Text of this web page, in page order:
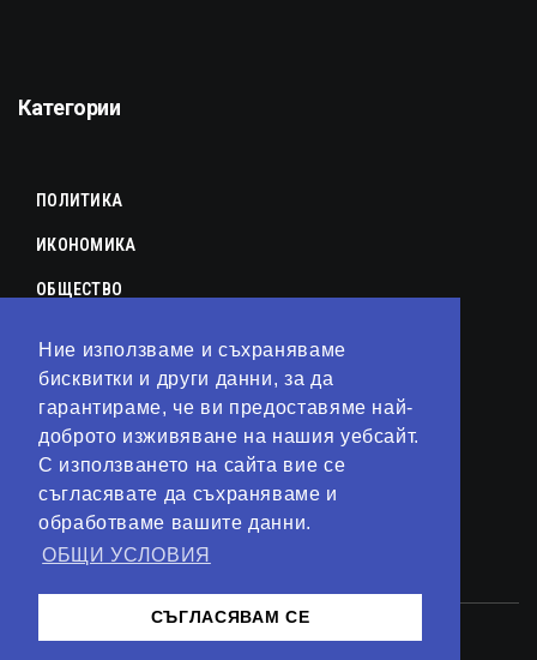
Ние използваме и съхраняваме
бисквитки и други данни, за да
гарантираме, че ви предоставяме най-
доброто изживяване на нашия уебсайт.
С използването на сайта вие се
съгласявате да съхраняваме и
обработваме вашите данни.
ОБЩИ УСЛОВИЯ
СЪГЛАСЯВАМ СЕ
Категории
ПОЛИТИКА
ИКОНОМИКА
ОБЩЕСТВО
КУЛТУРА
ЛАЙФСТАЙЛ
ТЕХНОЛОГИИ
АНАЛИЗИ
СВЯТ
© 2023 – Сайт отKirov Invest Group